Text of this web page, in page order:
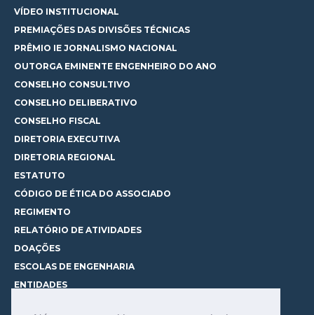
VÍDEO INSTITUCIONAL
PREMIAÇÕES DAS DIVISÕES TÉCNICAS
PRÊMIO IE JORNALISMO NACIONAL
OUTORGA EMINENTE ENGENHEIRO DO ANO
CONSELHO CONSULTIVO
CONSELHO DELIBERATIVO
CONSELHO FISCAL
DIRETORIA EXECUTIVA
DIRETORIA REGIONAL
ESTATUTO
CÓDIGO DE ÉTICA DO ASSOCIADO
REGIMENTO
RELATÓRIO DE ATIVIDADES
DOAÇÕES
ESCOLAS DE ENGENHARIA
ENTIDADES